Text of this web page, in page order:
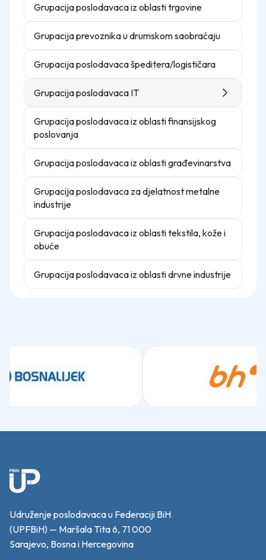
Grupacija poslodavaca iz oblasti trgovine
Grupacija prevoznika u drumskom saobraćaju
Grupacija poslodavaca špeditera/logističara
Grupacija poslodavaca IT
Grupacija poslodavaca iz oblasti finansijskog
poslovanja
Grupacija poslodavaca iz oblasti građevinarstva
Grupacija poslodavaca za djelatnost metalne
industrije
Grupacija poslodavaca iz oblasti tekstila, kože i
obuće
Grupacija poslodavaca iz oblasti drvne industrije
Udruženje poslodavaca u Federaciji BiH
(UPFBiH) — Maršala Tita 6, 71 000
Sarajevo, Bosna i Hercegovina